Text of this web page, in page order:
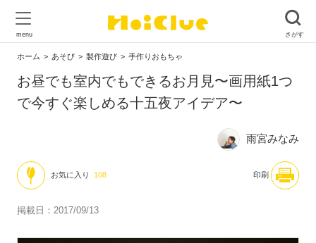
ホーム あそび 製作遊び 手作りおもちゃ
お昼でも室内でもできるお月見〜画用紙1つ
で今すぐ楽しめる十五夜アイデア〜
雨宮みなみ
お気に入り 108 印刷
掲載日：2017/09/13